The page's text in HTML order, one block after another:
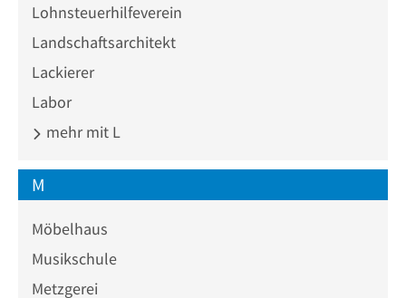
Lohnsteuerhilfeverein
Landschaftsarchitekt
Lackierer
Labor
mehr mit L
M
Möbelhaus
Musikschule
Metzgerei